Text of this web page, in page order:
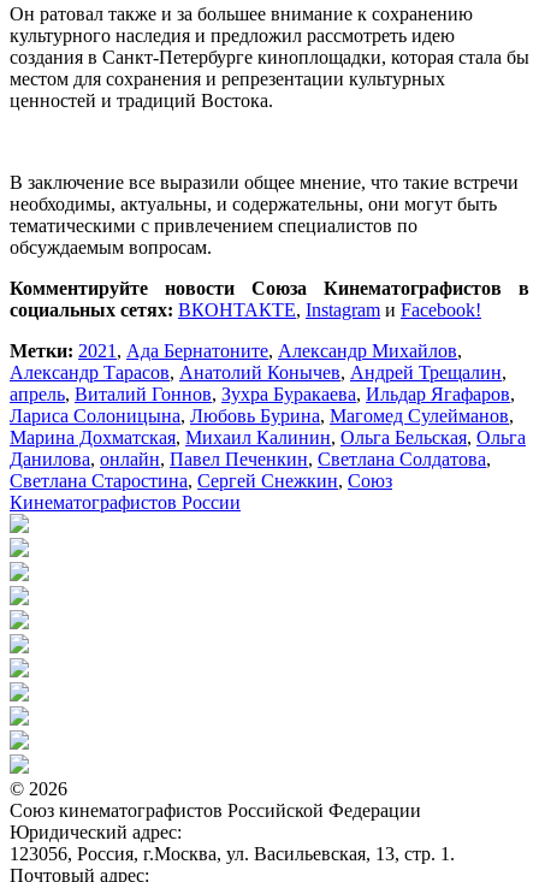
Он ратовал также и за большее внимание к сохранению
культурного наследия и предложил рассмотреть идею
создания в Санкт-Петербурге киноплощадки, которая стала бы
местом для сохранения и репрезентации культурных
ценностей и традиций Востока.
В заключение все выразили общее мнение, что такие встречи
необходимы, актуальны, и содержательны, они могут быть
тематическими с привлечением специалистов по
обсуждаемым вопросам.
Комментируйте новости Союза Кинематографистов в
социальных сетях: ВКОНТАКТЕ, Instagram и Facebook!
Метки: 2021 , Ада Бернатоните, Александр Михайлов,
Александр Тарасов, Анатолий Конычев, Андрей Трещалин,
апрель, Виталий Гоннов, Зухра Буракаева, Ильдар Ягафаров,
Лариса Солоницына, Любовь Бурина, Магомед Сулейманов,
Марина Дохматская, Михаил Калинин, Ольга Бельская, Ольга
Данилова, онлайн, Павел Печенкин, Светлана Солдатова,
Светлана Старостина, Сергей Снежкин, Союз
Кинематографистов России
© 2026
Союз кинематографистов Российской Федерации
Юридический адрес:
123056, Россия, г.Москва, ул. Васильевская, 13, стр. 1.
Почтовый адрес: